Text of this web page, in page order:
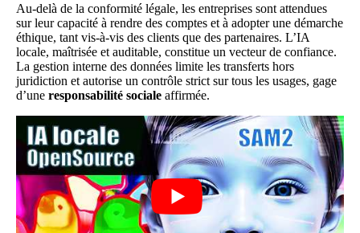
Au-delà de la conformité légale, les entreprises sont attendues
sur leur capacité à rendre des comptes et à adopter une démarche
éthique, tant vis-à-vis des clients que des partenaires. L’IA
locale, maîtrisée et auditable, constitue un vecteur de confiance.
La gestion interne des données limite les transferts hors
juridiction et autorise un contrôle strict sur tous les usages, gage
d’une responsabilité sociale affirmée.